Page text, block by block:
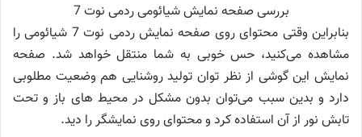
بررسی صفحه نمایش شیائومی ردمی نوت 7
بنابراین وقتی محتوای روی صفحه نمایش ردمی نوت 7 شیائومی را
مشاهده می‌کنید، حس خوبی به شما منتقل خواهد شد. صفحه
نمایش این گوشی از نظر توان تولید روشنایی هم وضعیت مطلوبی
دارد و بدین سبب می‌توان بدون مشکل در محیط های باز و تحت
تابش نور از آن استفاده کرد و محتوای روی نمایشگر را دید.